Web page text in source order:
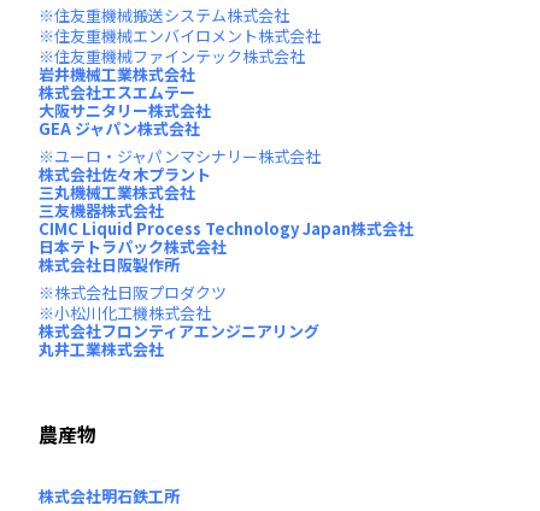
住友重機械搬送システム株式会社
住友重機械エンバイロメント株式会社
住友重機械ファインテック株式会社
岩井機械工業株式会社
株式会社エスエムテー
大阪サニタリー株式会社
GEA ジャパン株式会社
ユーロ・ジャパンマシナリー株式会社
株式会社佐々木プラント
三丸機械工業株式会社
三友機器株式会社
CIMC Liquid Process Technology Japan株式会社
日本テトラパック株式会社
株式会社日阪製作所
株式会社日阪プロダクツ
小松川化工機株式会社
株式会社フロンティアエンジニアリング
丸井工業株式会社
農産物
株式会社明石鉄工所